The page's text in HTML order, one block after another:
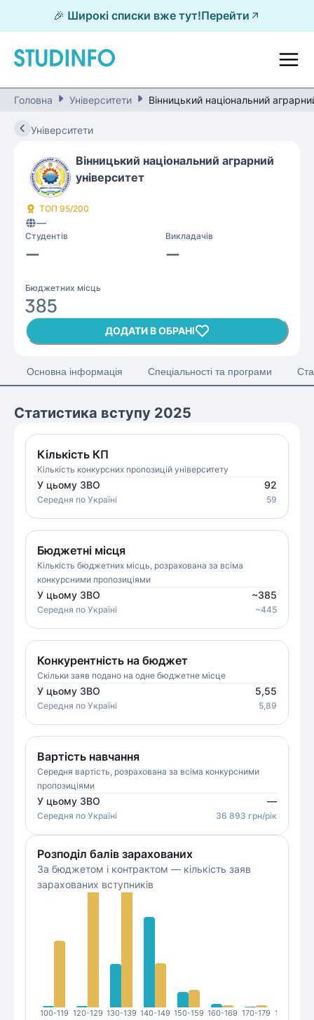
🎉 Широкі списки вже тут!Перейти
Головна Університети Вінницький національний
Університети
Вінницький національний аграрний
університет
ТОП 95/200
—
Студентів
—
Викладачів
—
Бюджетних місць
385
ДОДАТИ В ОБРАНІ
Основна інформація Спеціальності та програми
Статистика вступу 2025
Кількість КП
Кількість конкурсних пропозицій університету
У цьому ЗВО 92
Середня по Україні 59
Бюджетні місця
Кількість бюджетних місць, розрахована за всіма
конкурсними пропозиціями
У цьому ЗВО ~385
Середня по Україні ~445
Конкурентність на бюджет
Скільки заяв подано на одне бюджетне місце
У цьому ЗВО 5,55
Середня по Україні 5,89
Вартість навчання
Середня вартість, розрахована за всіма конкурсними
пропозиціями
У цьому ЗВО —
Середня по Україні 36 893 грн/рік
Розподіл балів зарахованих
За бюджетом і контрактом — кількість заяв
зарахованих вступників
100-119 120-129 130-139 140-149 150-159 160-169 170-179 180-189